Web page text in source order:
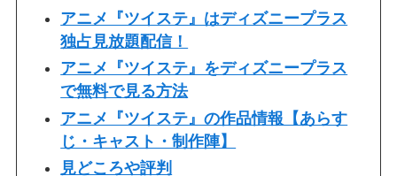
アニメ『ツイステ』はディズニープラス
独占見放題配信！
アニメ『ツイステ』をディズニープラス
で無料で見る方法
アニメ『ツイステ』の作品情報【あらす
じ・キャスト・制作陣】
見どころや評判